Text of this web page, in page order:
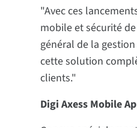
"Avec ces
mobile et sécurité
général de la
cette solution
clients."
Digi Axess Mobile